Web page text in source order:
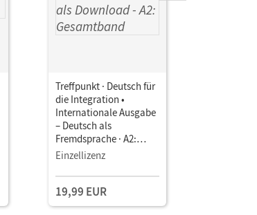
Treffpunkt · Deutsch für
die Integration •
Internationale Ausgabe
– Deutsch als
Fremdsprache · A2:
Gesamtband •
Unterricht als
Download
Einzellizenz
19,99 EUR